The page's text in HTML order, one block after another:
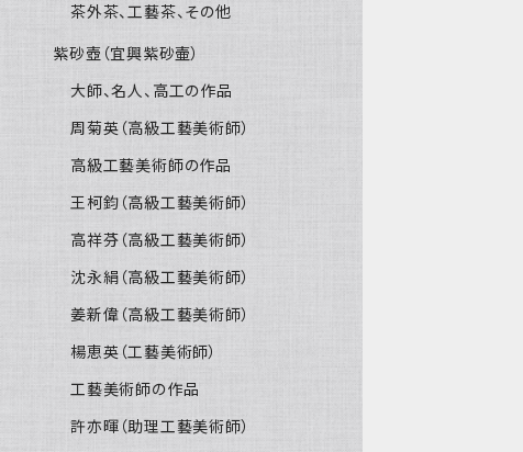
茶外茶、工藝茶、その他
紫砂壺（宜興紫砂壷）
大師、名人、高工の作品
周菊英（高級工藝美術師）
高級工藝美術師の作品
王柯鈞（高級工藝美術師）
高祥芬（高級工藝美術師）
沈永絹（高級工藝美術師）
姜新偉（高級工藝美術師）
楊恵英（工藝美術師）
工藝美術師の作品
許亦暉（助理工藝美術師）